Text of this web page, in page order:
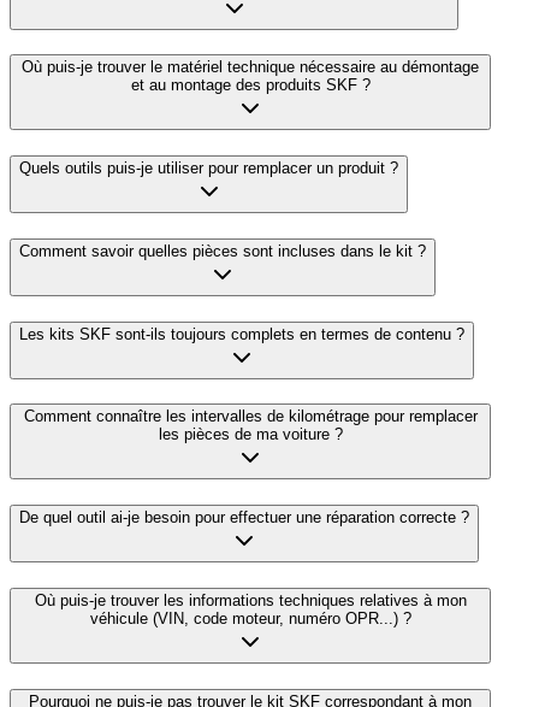
Où puis-je trouver le matériel technique nécessaire au démontage
et au montage des produits SKF ?
Quels outils puis-je utiliser pour remplacer un produit ?
Comment savoir quelles pièces sont incluses dans le kit ?
Les kits SKF sont-ils toujours complets en termes de contenu ?
Comment connaître les intervalles de kilométrage pour remplacer
les pièces de ma voiture ?
De quel outil ai-je besoin pour effectuer une réparation correcte ?
Où puis-je trouver les informations techniques relatives à mon
véhicule (VIN, code moteur, numéro OPR...) ?
Pourquoi ne puis-je pas trouver le kit SKF correspondant à mon